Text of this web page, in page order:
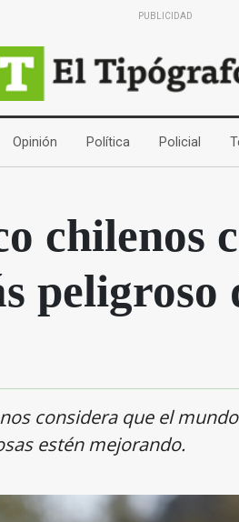
PUBLICIDAD
Opinión (current)Política (current)Policial
chilenos
peligroso
considera que el
estén mejorando.